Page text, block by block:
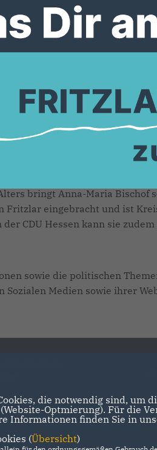
in
Die
die
bringt Anna-Maria Bischof
Fritzlar eingebracht und ist
CDU Hessen kann sie
sowie die politischen
Sozialen Medien sowie ihrer
die notwendig sind,
Optmierung). Für die
Informationen finden Sie in
(Übersicht)